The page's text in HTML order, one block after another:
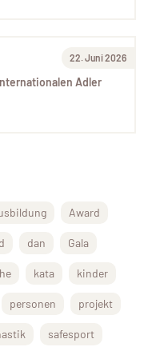
22. Juni 2026
Adler
Award
dan Gala
kata kinder
personen projekt
safesport